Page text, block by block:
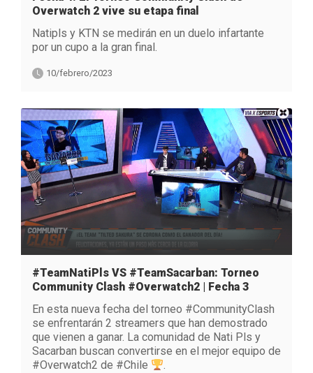
Overwatch 2 vive su etapa final
Natipls y KTN se medirán en un duelo infartante
por un cupo a la gran final.
10/febrero/2023
#TeamNatiPls VS #TeamSacarban: Torneo
Community Clash #Overwatch2 | Fecha 3
En esta nueva fecha del torneo #CommunityClash
se enfrentarán 2 streamers que han demostrado
que vienen a ganar. La comunidad de Nati Pls y
Sacarban buscan convertirse en el mejor equipo de
#Overwatch2 de #Chile
.